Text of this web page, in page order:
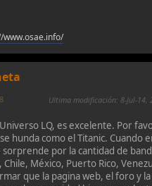
www.osae.info/
Ultima modificación: 8-Jul-14,
LQ, es excelente. Por
hunda como el Titanic. Cuando
sorprende por la cantidad de
México, Puerto Rico,
que la pagina web, el foro y